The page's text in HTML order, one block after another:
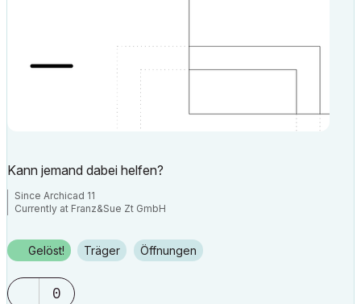
Kann jemand dabei helfen?
Since Archicad 11
Currently at Franz&Sue Zt GmbH
Gelöst! Träger Öffnungen
0